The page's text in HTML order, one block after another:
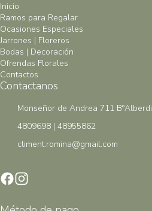
Inicio
Ramos para Regalar
Ocasiones Especiales
Jarrones | Floreros
Bodas | Decoración
Ofrendas Florales
Contactos
Contactanos
Monseñor de Andrea 711 B°Alberdi
4809698 | 48955862
climent.romina@gmail.com